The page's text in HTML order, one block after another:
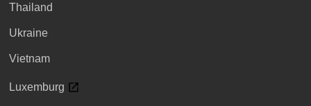
Thailand
Ukraine
Vietnam
Luxemburg